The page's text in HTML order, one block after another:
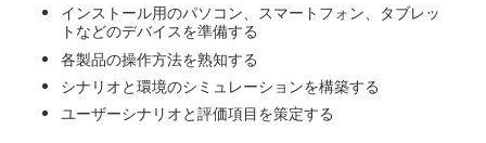
インストール用のパソコン、スマートフォン、タブレッ
トなどのデバイスを準備する
各製品の操作方法を熟知する
シナリオと環境のシミュレーションを構築する
ユーザーシナリオと評価項目を策定する